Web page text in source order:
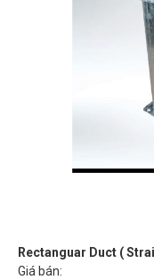
Rectanguar Duct (
Giá bán: